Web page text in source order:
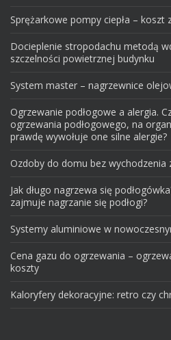
Sprężarkowe pompy ciepła – koszt
Docieplenie stropodachu metodą
szczelności powietrznej budynku
System master – nagrzewnice
Ogrzewanie podłogowe a alergia.
ogrzewania podłogowego, na
prawdę wywołuje one silne alergie?
Ozdoby do domu bez wychodzenia
Jak długo nagrzewa się
zajmuje nagrzanie się podłogi?
Systemy aluminiowe w
Cena gazu do ogrzewania –
koszty
Kaloryfery dekoracyjne: retro czy